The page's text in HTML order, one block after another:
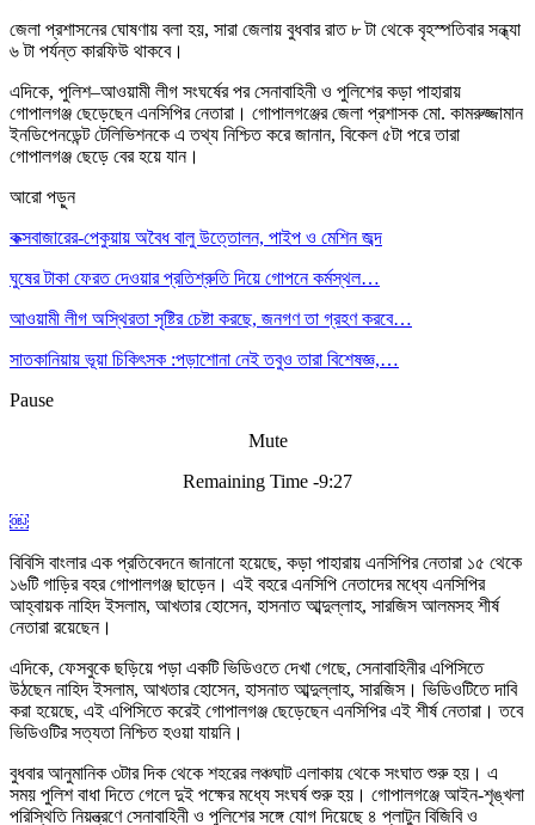
জেলা প্রশাসনের ঘোষণায় বলা হয়, সারা জেলায় বুধবার রাত ৮ টা থেকে বৃহস্পতিবার সন্ধ্যা
৬ টা পর্যন্ত কারফিউ থাকবে।
এদিকে, পুলিশ–আওয়ামী লীগ সংঘর্ষের পর সেনাবাহিনী ও পুলিশের কড়া পাহারায়
গোপালগঞ্জ ছেড়েছেন এনসিপির নেতারা। গোপালগঞ্জের জেলা প্রশাসক মো. কামরুজ্জামান
ইনডিপেনডেন্ট টেলিভিশনকে এ তথ্য নিশ্চিত করে জানান, বিকেল ৫টা পরে তারা
গোপালগঞ্জ ছেড়ে বের হয়ে যান।
আরো পড়ুন
কক্সবাজারের-পেকুয়ায় অবৈধ বালু উত্তোলন, পাইপ ও মেশিন জব্দ
ঘুষের টাকা ফেরত দেওয়ার প্রতিশ্রুতি দিয়ে গোপনে কর্মস্থল…
আওয়ামী লীগ অস্থিরতা সৃষ্টির চেষ্টা করছে, জনগণ তা গ্রহণ করবে…
সাতকানিয়ায় ভূয়া চিকিৎসক :পড়াশোনা নেই তবুও তারা বিশেষজ্ঞ,…
Pause
Mute
Remaining Time -9:27
￼
বিবিসি বাংলার এক প্রতিবেদনে জানানো হয়েছে, কড়া পাহারায় এনসিপির নেতারা ১৫ থেকে
১৬টি গাড়ির বহর গোপালগঞ্জ ছাড়েন। এই বহরে এনসিপি নেতাদের মধ্যে এনসিপির
আহ্বায়ক নাহিদ ইসলাম, আখতার হোসেন, হাসনাত আব্দুল্লাহ, সারজিস আলমসহ শীর্ষ
নেতারা রয়েছেন।
এদিকে, ফেসবুকে ছড়িয়ে পড়া একটি ভিডিওতে দেখা গেছে, সেনাবাহিনীর এপিসিতে
উঠছেন নাহিদ ইসলাম, আখতার হোসেন, হাসনাত আব্দুল্লাহ, সারজিস। ভিডিওটিতে দাবি
করা হয়েছে, এই এপিসিতে করেই গোপালগঞ্জ ছেড়েছেন এনসিপির এই শীর্ষ নেতারা। তবে
ভিডিওটির সত্যতা নিশ্চিত হওয়া যায়নি।
বুধবার আনুমানিক ৩টার দিক থেকে শহরের লঞ্চঘাট এলাকায় থেকে সংঘাত শুরু হয়। এ
সময় পুলিশ বাধা দিতে গেলে দুই পক্ষের মধ্যে সংঘর্ষ শুরু হয়। গোপালগঞ্জে আইন-শৃঙ্খলা
পরিস্থিতি নিয়ন্ত্রণে সেনাবাহিনী ও পুলিশের সঙ্গে যোগ দিয়েছে ৪ প্লাটুন বিজিবি ও